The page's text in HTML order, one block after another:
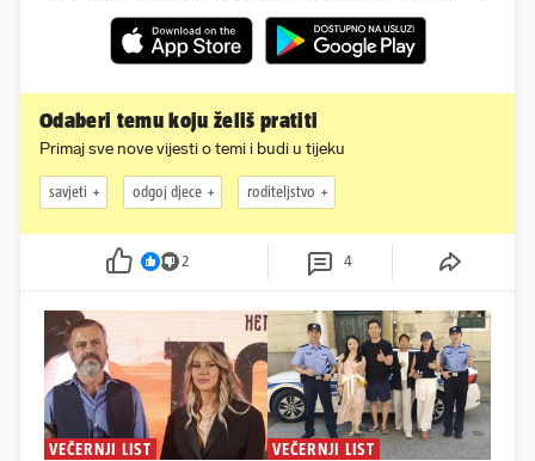
Odaberi temu koju želiš pratiti
Primaj sve nove vijesti o temi i budi u tijeku
savjeti odgoj djece roditeljstvo
2 4